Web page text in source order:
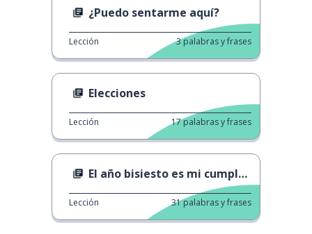
¿Puedo sentarme aquí?
Lección 3palabras y frases
Elecciones
Lección 17palabras y frases
El año bisiesto es mi cumpleaños
Lección 31palabras y frases